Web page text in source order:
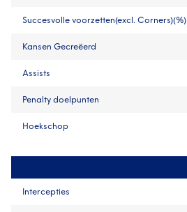
Succesvolle voorzetten(excl. Corners)(%)
Kansen Gecreëerd
Assists
Penalty doelpunten
Hoekschop
Intercepties